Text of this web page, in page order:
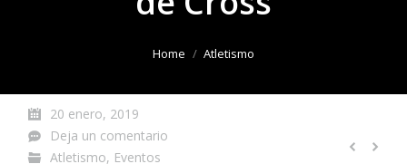
Home Atletismo
20 enero, 2019
Deja un comentario
Atletismo, Eventos